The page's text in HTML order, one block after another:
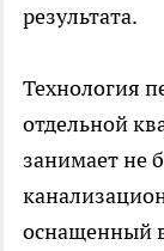
результата.
Технология
отдельной
занимает не
оснащенный